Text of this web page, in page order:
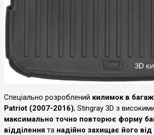
Спеціально розроблений килимок в
Patriot (2007-2016), Stingray 3D з
максимально точно повторює форму
відділення та надійно захищає його